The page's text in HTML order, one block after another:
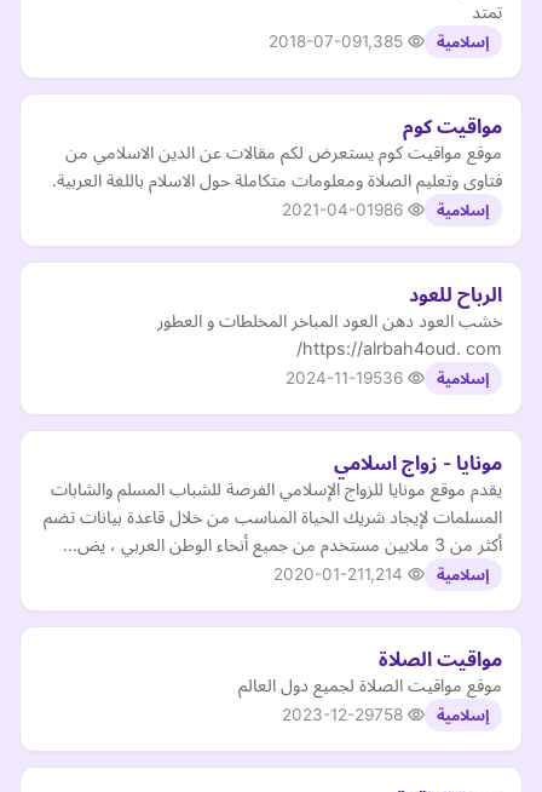
تمتد
إسلامية 2018-07-09
مواقيت كوم
موقع مواقيت كوم يستعرض لكم مقالات عن الدين الاسلامي من
فتاوى وتعليم الصلاة ومعلومات متكاملة حول الاسلام باللغة العربية.
إسلامية 2021-04-01
الرباح للعود
خشب العود دهن العود المباخر المخلطات و العطور
https://alrbah4oud. com/
إسلامية 2024-11-19
مونايا - زواج اسلامي
يقدم موقع مونايا للزواج الإسلامي الفرصة للشباب المسلم والشابات
المسلمات لإيجاد شريك الحياة المناسب من خلال قاعدة بيانات تضم
أكثر من 3 ملايين مستخدم من جميع أنحاء الوطن العربي ، يض…
إسلامية 2020-01-21
مواقيت الصلاة
موقع مواقيت الصلاة لجميع دول العالم
إسلامية 2023-12-29